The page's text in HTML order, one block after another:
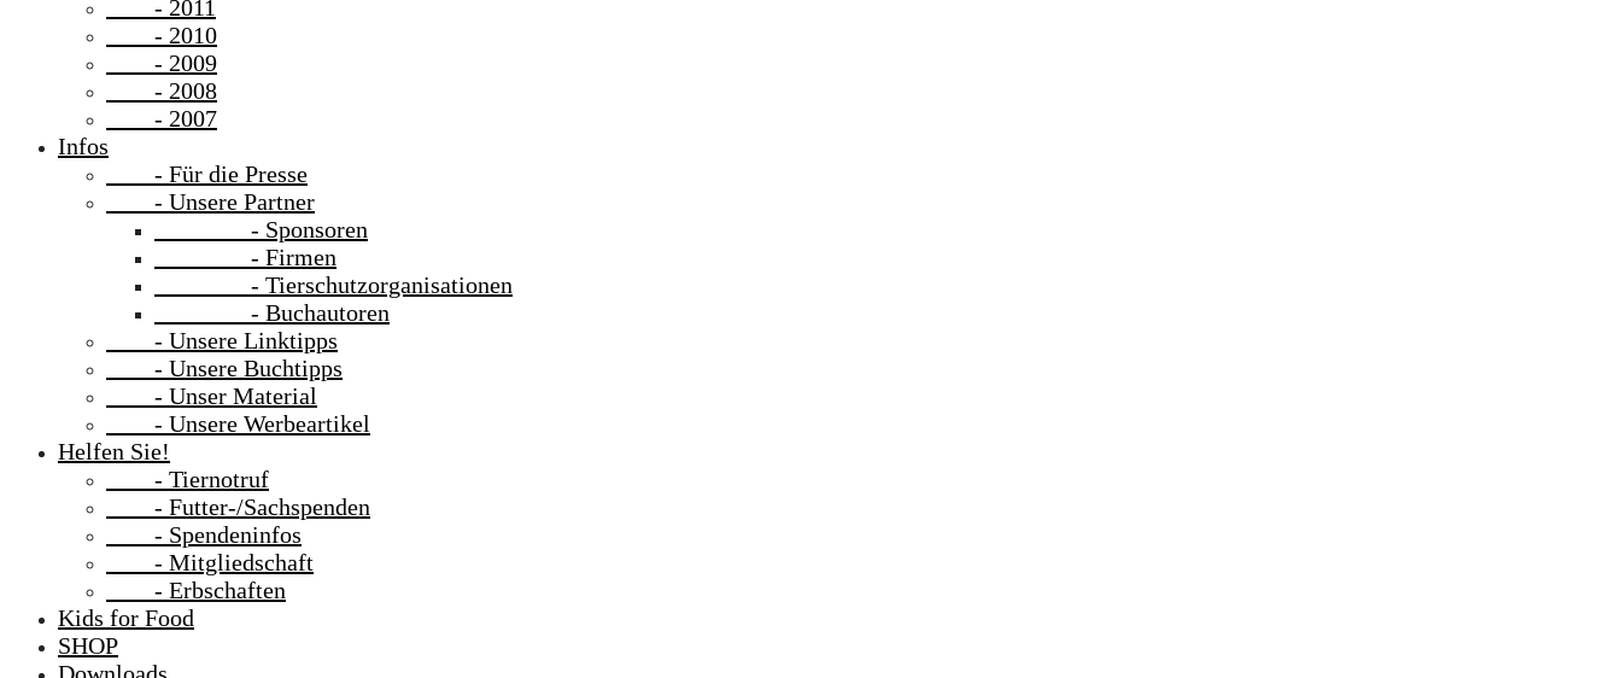
- 2011
- 2010
- 2009
- 2008
- 2007
Infos
- Für die Presse
- Unsere Partner
- Sponsoren
- Firmen
- Tierschutzorganisationen
- Buchautoren
- Unsere Linktipps
- Unsere Buchtipps
- Unser Material
- Unsere Werbeartikel
Helfen Sie!
- Tiernotruf
- Futter-/Sachspenden
- Spendeninfos
- Mitgliedschaft
- Erbschaften
Kids for Food
SHOP